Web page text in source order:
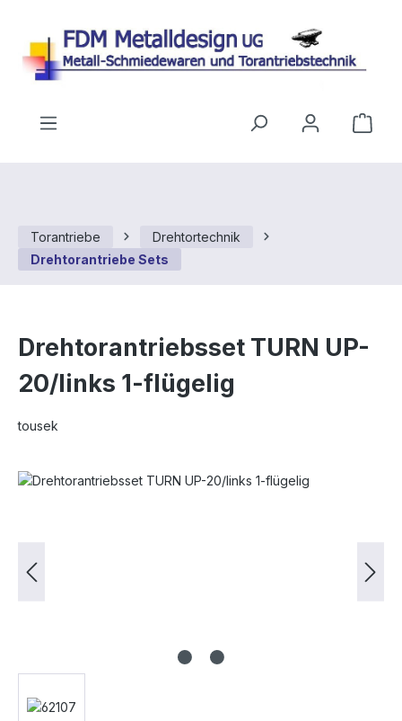
Torantriebe
Drehtortechnik
Drehtorantriebe Sets
Drehtorantriebsset TURN UP-
20/links 1-flügelig
tousek
Bildergalerie überspringen